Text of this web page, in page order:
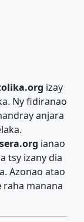
izay
Ny fidiranao
anjara
ianao
tsy izany dia
Azonao atao
raha manana